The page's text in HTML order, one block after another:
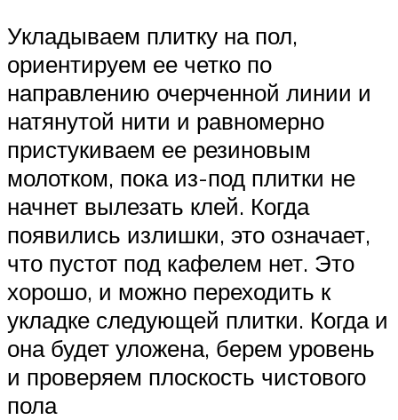
Укладываем плитку на пол,
ориентируем ее четко по
направлению очерченной линии и
натянутой нити и равномерно
пристукиваем ее резиновым
молотком, пока из-под плитки не
начнет вылезать клей. Когда
появились излишки, это означает,
что пустот под кафелем нет. Это
хорошо, и можно переходить к
укладке следующей плитки. Когда и
она будет уложена, берем уровень
и проверяем плоскость чистового
пола